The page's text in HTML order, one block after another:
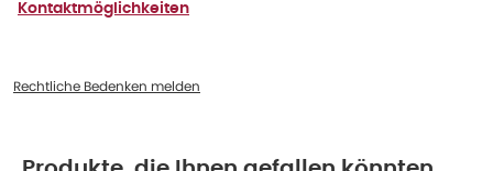
Kontaktmöglichkeiten
Rechtliche Bedenken melden